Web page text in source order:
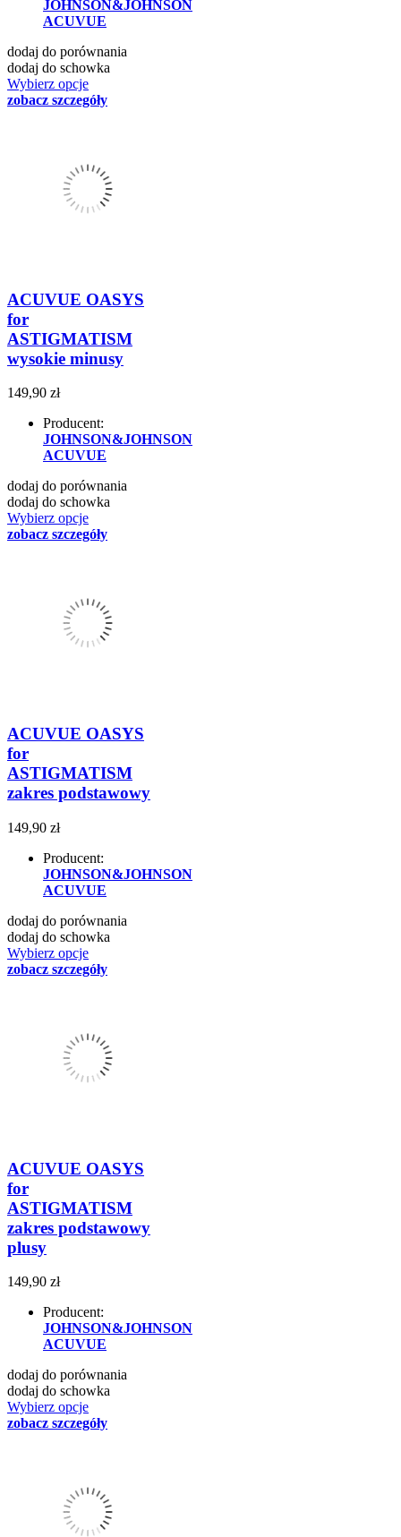
JOHNSON&JOHNSON
ACUVUE
dodaj do porównania
dodaj do schowka
Wybierz opcje
zobacz szczegóły
ACUVUE OASYS
for
ASTIGMATISM
wysokie minusy
149,90 zł
Producent:
JOHNSON&JOHNSON
ACUVUE
dodaj do porównania
dodaj do schowka
Wybierz opcje
zobacz szczegóły
ACUVUE OASYS
for
ASTIGMATISM
zakres podstawowy
149,90 zł
Producent:
JOHNSON&JOHNSON
ACUVUE
dodaj do porównania
dodaj do schowka
Wybierz opcje
zobacz szczegóły
ACUVUE OASYS
for
ASTIGMATISM
zakres podstawowy
plusy
149,90 zł
Producent:
JOHNSON&JOHNSON
ACUVUE
dodaj do porównania
dodaj do schowka
Wybierz opcje
zobacz szczegóły